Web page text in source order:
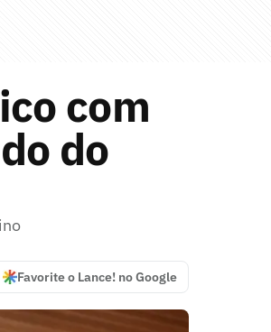
com
do
Favorite o Lance! no Google